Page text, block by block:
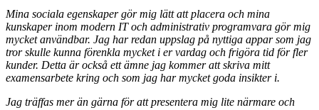
Mina sociala egenskaper gör mig lätt att placera och mina
kunskaper inom modern IT och administrativ programvara gör mig
mycket användbar. Jag har redan uppslag på nyttiga appar som jag
tror skulle kunna förenkla mycket i er vardag och frigöra tid för fler
kunder. Detta är också ett ämne jag kommer att skriva mitt
examensarbete kring och som jag har mycket goda insikter i.
Jag träffas mer än gärna för att presentera mig lite närmare och